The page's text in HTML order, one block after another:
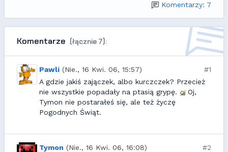
Komentarzy: 7
Komentarze (łącznie 7):
Pawli (Nie., 16 Kwi. 06, 15:57)
#1
A gdzie jakiś zajączek, albo kurczczek? Przecież
nie wszystkie popadały na ptasią grypę.
Oj,
Tymon nie postarałeś się, ale też życzę
Pogodnych Świąt.
Tymon (Nie., 16 Kwi. 06, 16:08)
#2